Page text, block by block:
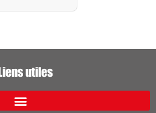
Liens utiles